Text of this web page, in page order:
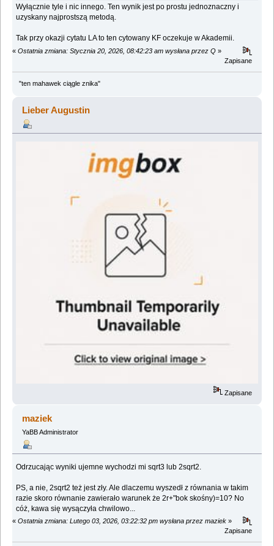
Wyłącznie tyle i nic innego. Ten wynik jest po prostu jednoznaczny i
uzyskany najprostszą metodą.
Tak przy okazji cytatu LA to ten cytowany KF oczekuje w Akademii.
« Ostatnia zmiana: Stycznia 20, 2026, 08:42:23 am wysłana przez Q »
Zapisane
"ten mahawek ciągle znika"
Lieber Augustin
Zapisane
maziek
YaBB Administrator
Odrzucając wyniki ujemne wychodzi mi sqrt3 lub 2sqrt2.
PS, a nie, 2sqrt2 też jest zły. Ale dlaczemu wyszedł z równania w takim
razie skoro równanie zawierało warunek że 2r+"bok skośny)=10? No
cóż, kawa się wysączyła chwilowo...
« Ostatnia zmiana: Lutego 03, 2026, 03:22:32 pm wysłana przez maziek »
Zapisane